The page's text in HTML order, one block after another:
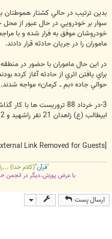
بدين ترتيب در حالي كشتار هموطنان
سوار بر خودرويي در حال عبور از محل
خودروشان موفق به فرار شده و با
ماموران را در جريان حادثه قرار دادند.
در اين حال ماموران با حضور در
براي يافتن اثري از حادثه آغاز كرده
حوالي جاده «بم ــ كرمان» مواجه
3-در خرداد 88 تروریست
ابيطالب (ع) زاهدان 21 نفر راشهيد و 182 تن دیگر رامجروح کردند.(مهر)
[External Link Removed for Guests]
"قرآن"(کلام خدا)
با عرض پوزش،دیگر در انجمن
ارسال پست